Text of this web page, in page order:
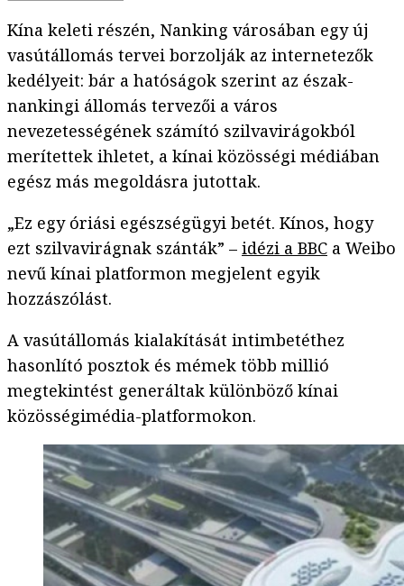
Kína keleti részén, Nanking városában egy új
vasútállomás tervei borzolják az internetezők
kedélyeit: bár a hatóságok szerint az észak-
nankingi állomás tervezői a város
nevezetességének számító szilvavirágokból
merítettek ihletet, a kínai közösségi médiában
egész más megoldásra jutottak.
„Ez egy óriási egészségügyi betét. Kínos, hogy
ezt szilvavirágnak szánták” – idézi a BBC a Weibo
nevű kínai platformon megjelent egyik
hozzászólást.
A vasútállomás kialakítását intimbetéthez
hasonlító posztok és mémek több millió
megtekintést generáltak különböző kínai
közösségimédia-platformokon.